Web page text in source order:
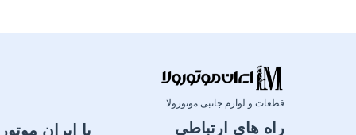
قطعات و لوازم جانبی موتورولا
راه های ارتباطی با ایران